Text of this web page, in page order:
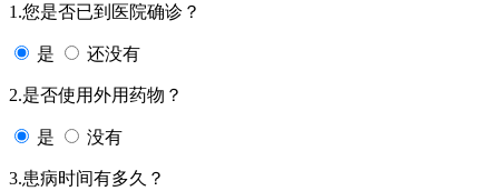
1.您是否已到医院确诊？
是 还没有
2.是否使用外用药物？
是 没有
3.患病时间有多久？